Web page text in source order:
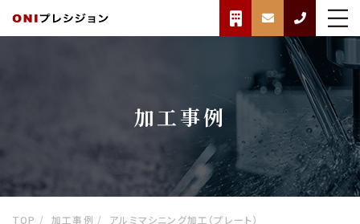
加工事例
TOP 加工事例 アルミマシニング加工（プレート）